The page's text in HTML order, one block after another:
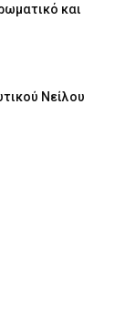
και
Νείλου